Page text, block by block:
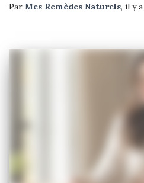
Par Mes Remèdes Naturels, il y a